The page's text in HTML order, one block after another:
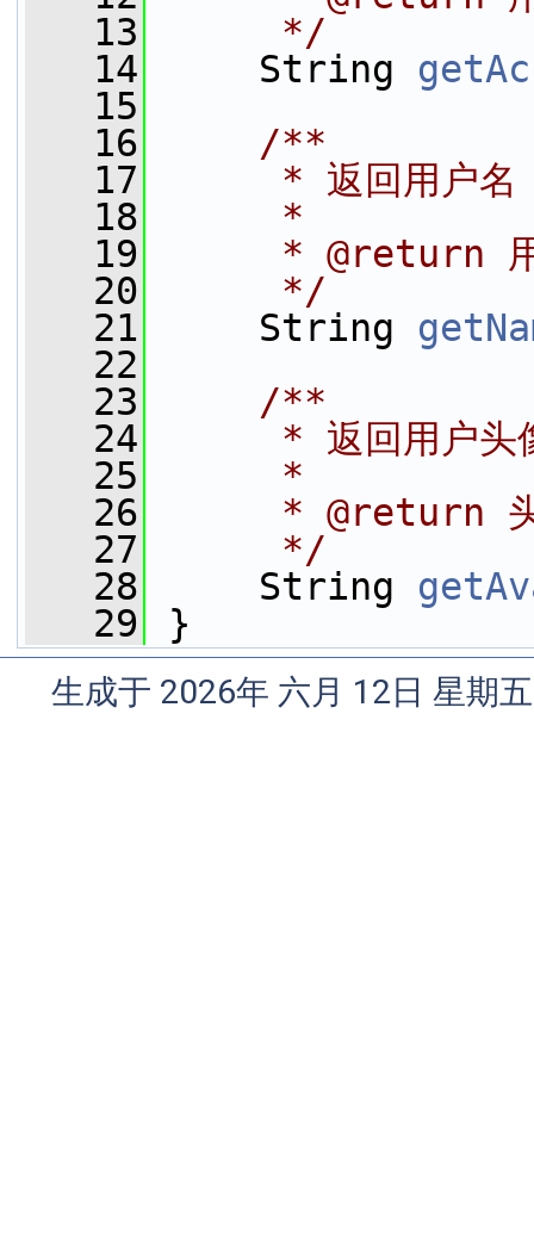
   13
     */
   14
String
   15
   16
    /**
   17
     * 返回用户名
   18
     *
   19
* @return
   20
     */
   21
String
   22
   23
    /**
   24
* 返回用户头
   25
     *
   26
* @return
   27
     */
   28
String
   29
}
生成于 2026年 六月 12日 星期